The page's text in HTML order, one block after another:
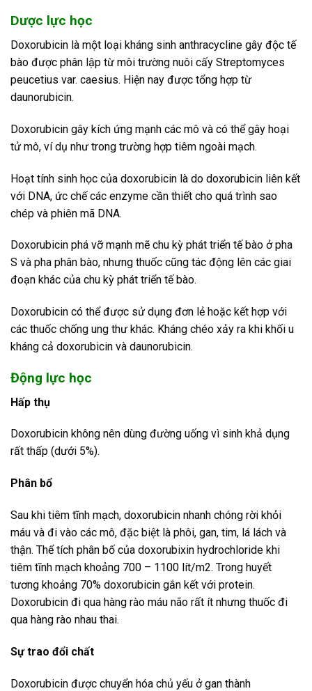
Dược lực học
Doxorubicin là một loại kháng sinh anthracycline gây độc tế
bào được phân lập từ môi trường nuôi cấy Streptomyces
peucetius var. caesius. Hiện nay được tổng hợp từ
daunorubicin.
Doxorubicin gây kích ứng mạnh các mô và có thể gây hoại
tử mô, ví dụ như trong trường hợp tiêm ngoài mạch.
Hoạt tính sinh học của doxorubicin là do doxorubicin liên kết
với DNA, ức chế các enzyme cần thiết cho quá trình sao
chép và phiên mã DNA.
Doxorubicin phá vỡ mạnh mẽ chu kỳ phát triển tế bào ở pha
S và pha phân bào, nhưng thuốc cũng tác động lên các giai
đoạn khác của chu kỳ phát triển tế bào.
Doxorubicin có thể được sử dụng đơn lẻ hoặc kết hợp với
các thuốc chống ung thư khác. Kháng chéo xảy ra khi khối u
kháng cả doxorubicin và daunorubicin.
Động lực học
Hấp thụ
Doxorubicin không nên dùng đường uống vì sinh khả dụng
rất thấp (dưới 5%).
Phân bổ
Sau khi tiêm tĩnh mạch, doxorubicin nhanh chóng rời khỏi
máu và đi vào các mô, đặc biệt là phôi, gan, tim, lá lách và
thận. Thể tích phân bố của doxorubixin hydrochloride khi
tiêm tĩnh mạch khoảng 700 – 1100 lít/m2. Trong huyết
tương khoảng 70% doxorubicin gắn kết với protein.
Doxorubicin đi qua hàng rào máu não rất ít nhưng thuốc đi
qua hàng rào nhau thai.
Sự trao đổi chất
Doxorubicin được chuyển hóa chủ yếu ở gan thành